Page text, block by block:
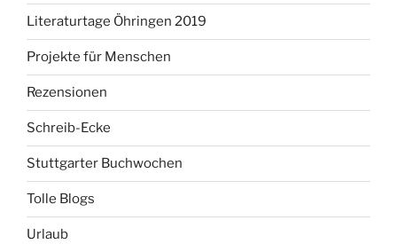
Literaturtage Öhringen 2019
Projekte für Menschen
Rezensionen
Schreib-Ecke
Stuttgarter Buchwochen
Tolle Blogs
Urlaub